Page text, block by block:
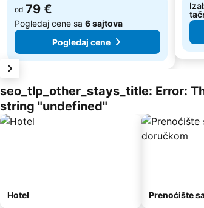
od 79 €
Pogledaj cene sa 6 sajtova
Pogledaj cene
seo_tlp_other_stays_title: Error:
string "undefined"
Hotel Prenoćište